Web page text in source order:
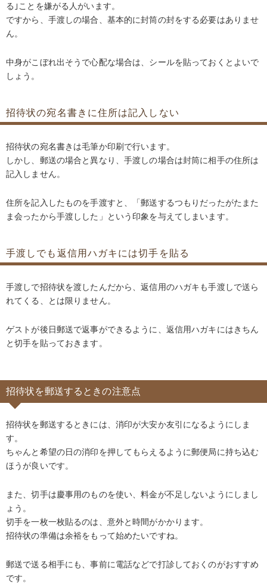
る｣ことを嫌がる人がいます。
ですから、手渡しの場合、基本的に封筒の封をする必要はありませ
ん。
中身がこぼれ出そうで心配な場合は、シールを貼っておくとよいで
しょう。
招待状の宛名書きに住所は記入しない
招待状の宛名書きは毛筆か印刷で行います。
しかし、郵送の場合と異なり、手渡しの場合は封筒に相手の住所は
記入しません。
住所を記入したものを手渡すと、「郵送するつもりだったがたまた
ま会ったから手渡しした」という印象を与えてしまいます。
手渡しでも返信用ハガキには切手を貼る
手渡しで招待状を渡したんだから、返信用のハガキも手渡しで送ら
れてくる、とは限りません。
ゲストが後日郵送で返事ができるように、返信用ハガキにはきちん
と切手を貼っておきます。
招待状を郵送するときの注意点
招待状を郵送するときには、消印が大安か友引になるようにしま
す。
ちゃんと希望の日の消印を押してもらえるように郵便局に持ち込む
ほうが良いです。
また、切手は慶事用のものを使い、料金が不足しないようにしまし
ょう。
切手を一枚一枚貼るのは、意外と時間がかかります。
招待状の準備は余裕をもって始めたいですね。
郵送で送る相手にも、事前に電話などで打診しておくのがおすすめ
です。